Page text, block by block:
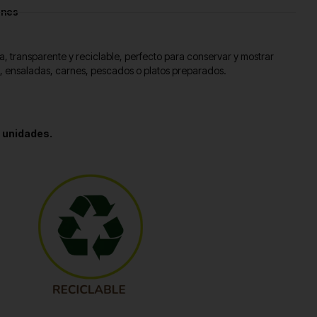
transparente y reciclable, perfecto para conservar y mostrar
carnes, pescados o platos preparados.